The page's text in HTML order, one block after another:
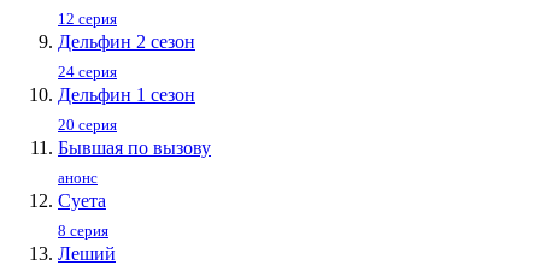
12 серия
Дельфин 2 сезон
24 серия
Дельфин 1 сезон
20 серия
Бывшая по вызову
анонс
Суета
8 серия
Леший